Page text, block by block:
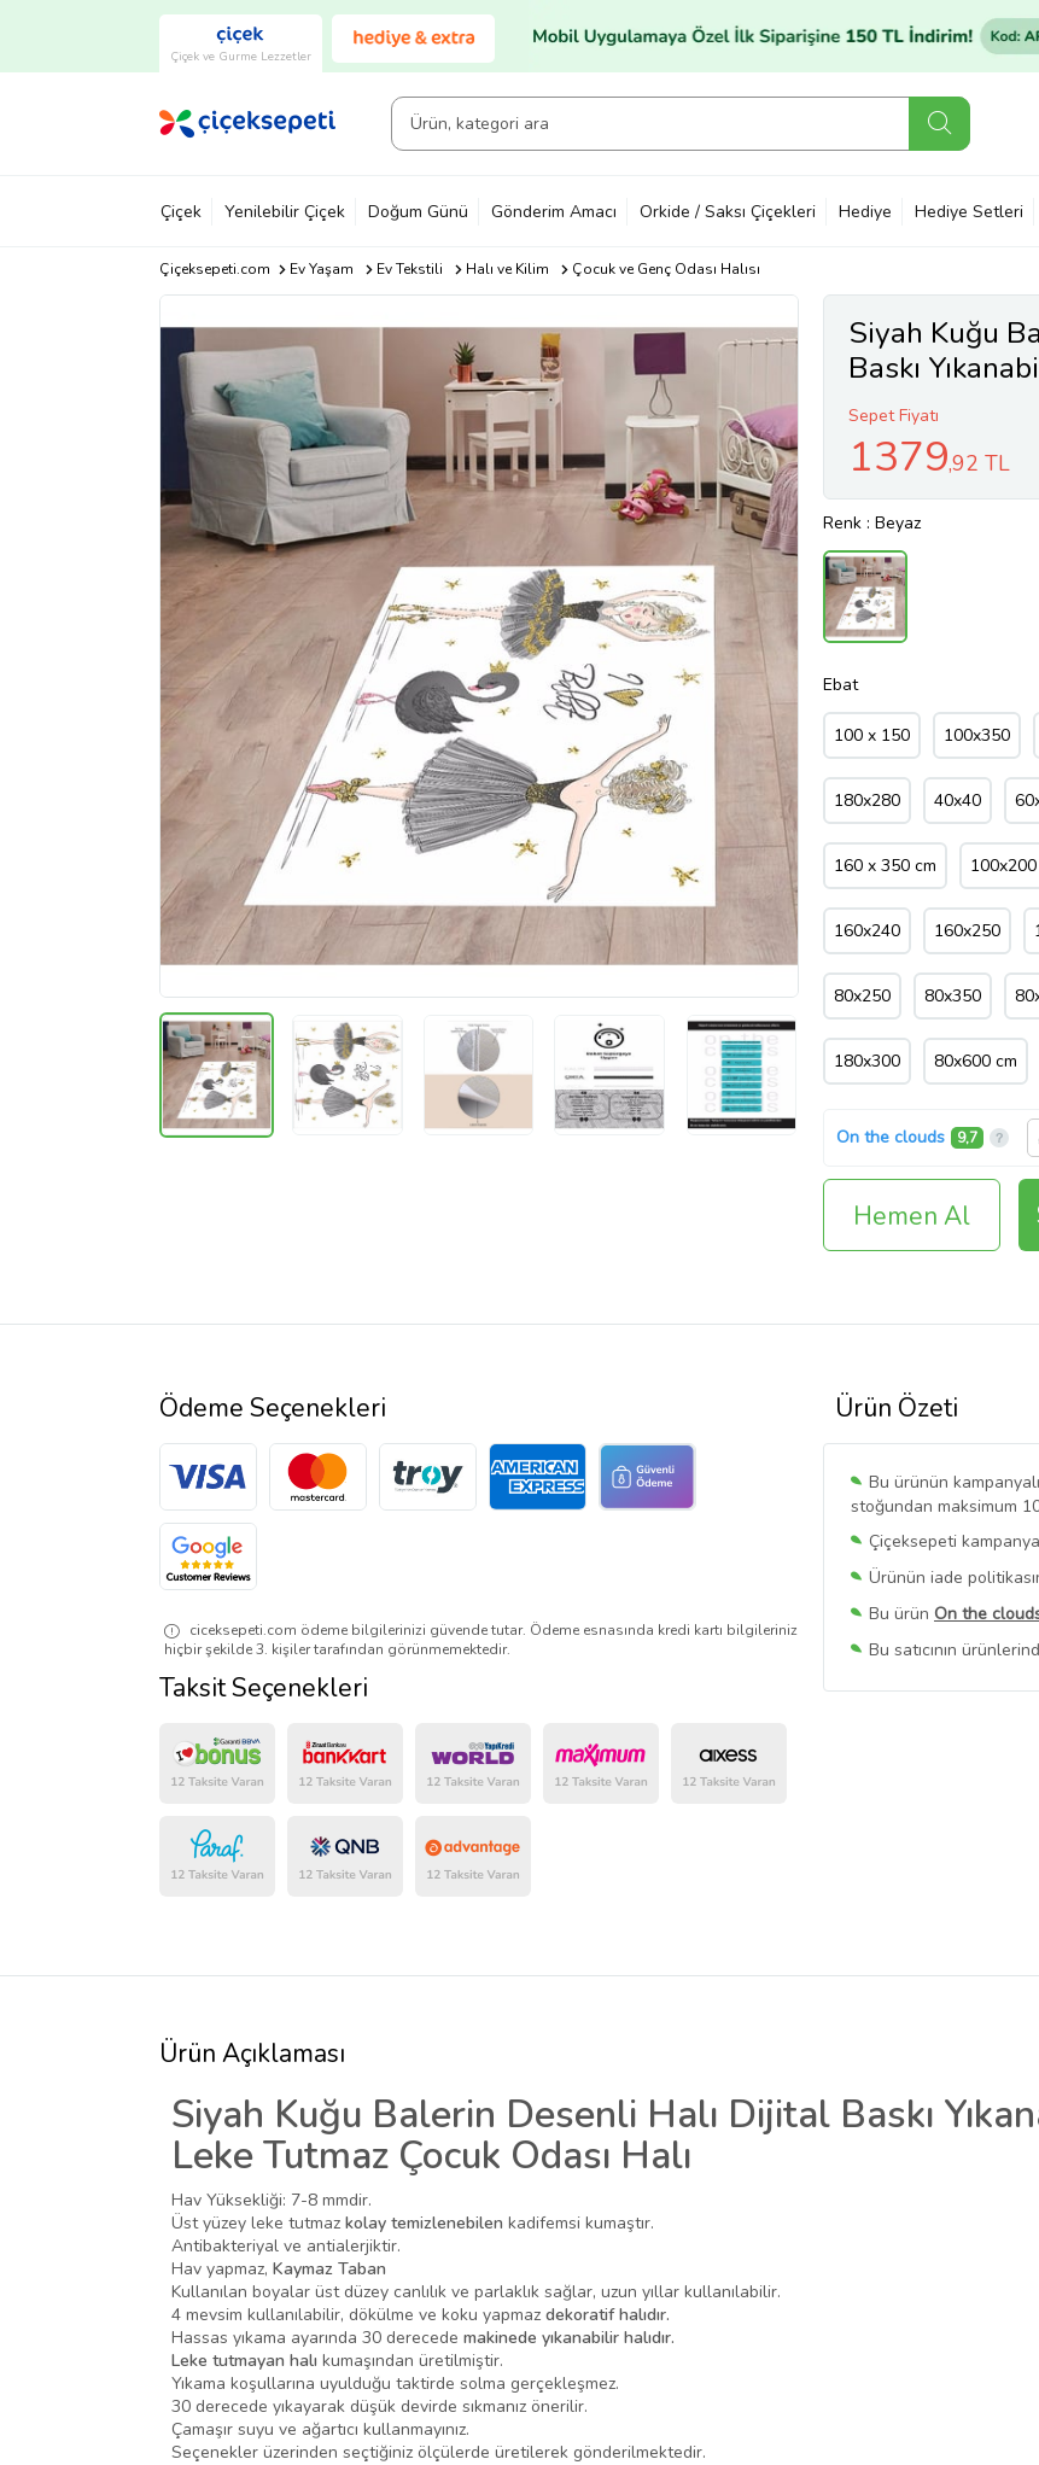
Çiçek ve Gurme Lezzetler
Çiçek Yenilebilir Çiçek Doğum Günü Gönderim Amacı Orkide / Saksı Çiçekleri Hediye Hediye Setleri
Çiçeksepeti.com Ev Yaşam Ev Tekstili Halı ve Kilim Çocuk ve Genç Odası Halısı
Siyah Kuğu
Baskı
Tutmaz Çocuk
Sepet Fiyatı
1379,92 TL
Renk : Beyaz
Ebat
100 x 150 100x350
180x280 40x40
160 x 350 cm 100x200
160x240 160x250
80x250 80x350
180x300 80x600 cm
On the clouds 9,7
Hemen Al
Ürün Özeti
Bu ürünün
stoğundan maksimum
Çiçeksepeti
Ürünün iade
Bu ürün On the
Bu satıcının
Bu SatıcınınTüm
Ödeme Seçenekleri
ciceksepeti.com ödeme bilgilerinizi güvende tutar. Ödeme esnasında kredi kartı bilgileriniz
hiçbir şekilde 3. kişiler tarafından görünmemektedir.
Taksit Seçenekleri
Ürün Açıklaması
Siyah Kuğu Balerin Desenli Halı Dijital Baskı
Leke Tutmaz Çocuk Odası Halı
Hav Yüksekliği: 7-8 mmdir.
Üst yüzey leke tutmaz kolay temizlenebilen kadifemsi kumaştır.
Antibakteriyal ve antialerjiktir.
Hav yapmaz, Kaymaz Taban
Kullanılan boyalar üst düzey canlılık ve parlaklık sağlar, uzun yıllar kullanılabilir.
4 mevsim kullanılabilir, dökülme ve koku yapmaz dekoratif halıdır.
Hassas yıkama ayarında 30 derecede makinede yıkanabilir halıdır.
Leke tutmayan halı kumaşından üretilmiştir.
Yıkama koşullarına uyulduğu taktirde solma gerçekleşmez.
30 derecede yıkayarak düşük devirde sıkmanız önerilir.
Çamaşır suyu ve ağartıcı kullanmayınız.
Seçenekler üzerinden seçtiğiniz ölçülerde üretilerek gönderilmektedir.